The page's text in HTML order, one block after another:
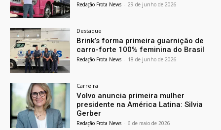
Redação Frota News - 29 de junho de 2026
Destaque
Brink’s forma primeira guarnição de
carro-forte 100% feminina do Brasil
Redação Frota News - 18 de junho de 2026
Carreira
Volvo anuncia primeira mulher
presidente na América Latina: Silvia
Gerber
Redação Frota News - 6 de maio de 2026